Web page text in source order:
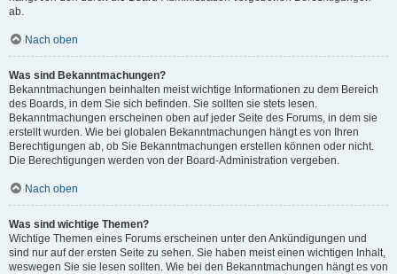
ab.
Nach oben
Was sind Bekanntmachungen?
Bekanntmachungen beinhalten meist wichtige Informationen zu dem Bereich
des Boards, in dem Sie sich befinden. Sie sollten sie stets lesen.
Bekanntmachungen erscheinen oben auf jeder Seite des Forums, in dem sie
erstellt wurden. Wie bei globalen Bekanntmachungen hängt es von Ihren
Berechtigungen ab, ob Sie Bekanntmachungen erstellen können oder nicht.
Die Berechtigungen werden von der Board-Administration vergeben.
Nach oben
Was sind wichtige Themen?
Wichtige Themen eines Forums erscheinen unter den Ankündigungen und
sind nur auf der ersten Seite zu sehen. Sie haben meist einen wichtigen Inhalt,
weswegen Sie sie lesen sollten. Wie bei den Bekanntmachungen hängt es von